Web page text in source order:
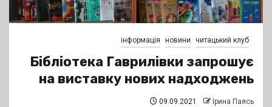
інформація новини читацький клуб
Бібліотека Гаврилівки запрошує
на виставку нових надходжень
09.09.2021 Ірина Паясь